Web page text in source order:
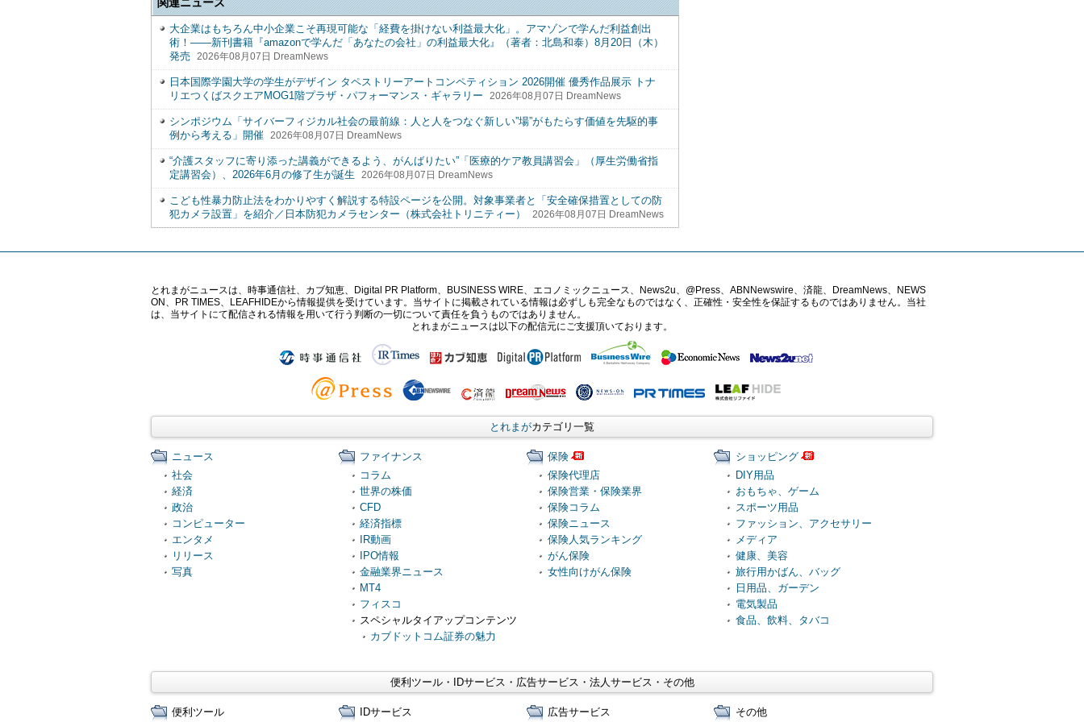
関連ニュース
大企業はもちろん中小企業こそ再現可能な「経費を掛けない利益最大化」。アマゾンで学んだ利益創出
術！――新刊書籍『amazonで学んだ「あなたの会社」の利益最大化』（著者：北島和泰）8月20日（木）
発売
2026年08月07日 DreamNews
日本国際学園大学の学生がデザイン タペストリーアートコンペティション 2026開催 優秀作品展示 トナ
リエつくばスクエアMOG1階プラザ・パフォーマンス・ギャラリー
2026年08月07日 DreamNews
シンポジウム「サイバーフィジカル社会の最前線：人と人をつなぐ新しい”場”がもたらす価値を先駆的事
例から考える」開催
2026年08月07日 DreamNews
“介護スタッフに寄り添った講義ができるよう、がんばりたい”「医療的ケア教員講習会」（厚生労働省指
定講習会）、2026年6月の修了生が誕生
2026年08月07日 DreamNews
こども性暴力防止法をわかりやすく解説する特設ページを公開。対象事業者と「安全確保措置としての防
犯カメラ設置」を紹介／日本防犯カメラセンター（株式会社トリニティー）
2026年08月07日 DreamNews
とれまがニュースは、時事通信社、カブ知恵、Digital PR Platform、BUSINESS WIRE、エコノミックニュース、News2u、@Press、ABNNewswire、済龍、DreamNews、NEWS
ON、PR TIMES、LEAFHIDEから情報提供を受けています。当サイトに掲載されている情報は必ずしも完全なものではなく、正確性・安全性を保証するものではありません。当社
は、当サイトにて配信される情報を用いて行う判断の一切について責任を負うものではありません。
とれまがニュースは以下の配信元にご支援頂いております。
とれまがカテゴリ一覧
ニュース
社会
経済
政治
コンピューター
エンタメ
リリース
写真
ファイナンス
コラム
世界の株価
CFD
経済指標
IR動画
IPO情報
金融業界ニュース
MT4
フィスコ
スペシャルタイアップコンテンツ
カブドットコム証券の魅力
保険
保険代理店
保険営業・保険業界
保険コラム
保険ニュース
保険人気ランキング
がん保険
女性向けがん保険
ショッピング
DIY用品
おもちゃ、ゲーム
スポーツ用品
ファッション、アクセサリー
メディア
健康、美容
旅行用かばん、バッグ
日用品、ガーデン
電気製品
食品、飲料、タバコ
便利ツール・IDサービス・広告サービス・法人サービス・その他
便利ツール IDサービス 広告サービス その他